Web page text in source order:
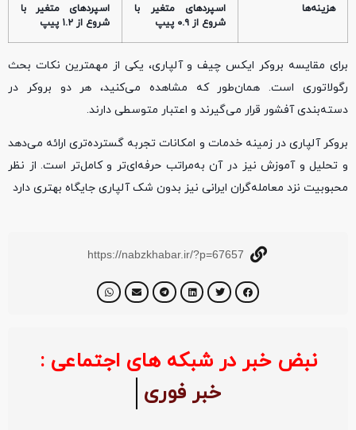
هزینه‌ها
اسپردهای متغیر با
شروع از ۰.۹ پیپ
اسپردهای متغیر با
شروع از ۱.۲ پیپ
برای مقایسه بروکر ایکس چیف و آلپاری، یکی از مهمترین نکات بحث
رگولاتوری است. همان‌طور که مشاهده می‌کنید، هر دو بروکر در
دسته‌بندی آفشور قرار می‌گیرند و اعتبار متوسطی دارند.
بروکر آلپاری در زمینه خدمات و امکانات تجربه‌ گسترده‌تری ارائه می‌دهد
و تحلیل و آموزش نیز در آن به‌مراتب حرفه‌ای‌تر و کامل‌تر است. از نظر
محبوبیت نزد معامله‌گران ایرانی نیز بدون شک آلپاری جایگاه بهتری دارد
https://nabzkhabar.ir/?p=67657
نبض خبر در شبکه های اجتماعی :
خبر فوری